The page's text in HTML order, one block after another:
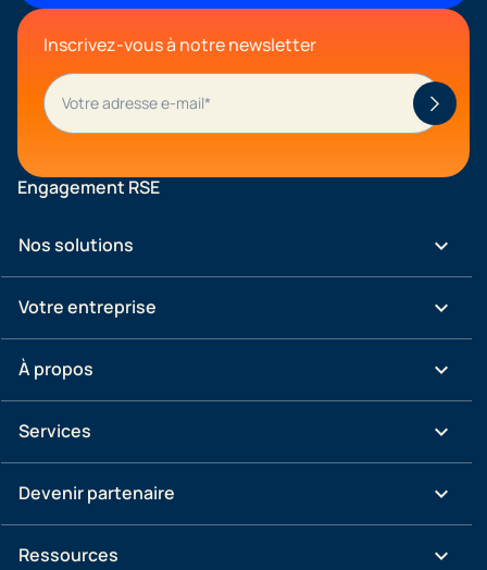
Inscrivez-vous à notre newsletter
Engagement RSE
Nos solutions keyboard_arrow_down
Votre entreprise keyboard_arrow_down
À propos keyboard_arrow_down
Services keyboard_arrow_down
Devenir partenaire keyboard_arrow_down
Ressources keyboard_arrow_down